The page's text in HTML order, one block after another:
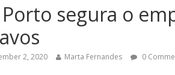
Porto segura o
2, 2020 Marta Fernandes 0